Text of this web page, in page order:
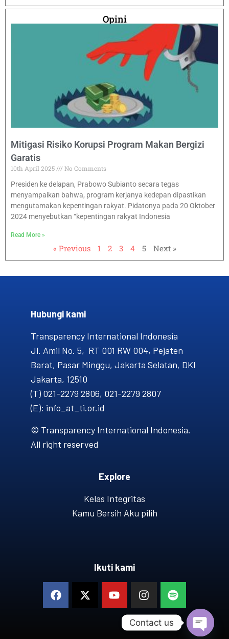
Opini
Mitigasi Risiko Korupsi Program Makan Bergizi
Garatis
10th April 2025
No Comments
Presiden ke delapan, Prabowo Subianto secara tegas
menyampaikan bahwa, program kerjanya kedepan dipastikan
mengutamakan kepentingan rakyat. Pidatonya pada 20 Oktober
2024 menyebutkan “kepentingan rakyat Indonesia
Read More »
« Previous 1 2 3 4 5 Next »
Hubungi kami​
Transparency International Indonesia
Jl. Amil No. 5, RT 001 RW 004, Pejaten
Barat, Pasar Minggu, Jakarta Selatan, DKI
Jakarta, 12510
(T) 021-2279 2806, 021-2279 2807
(E): info_at_ti.or.id
© Transparency International Indonesia.
All right reserved
Explore
Kelas Integritas
Kamu Bersih Aku pilih
Ikuti kami
Contact us